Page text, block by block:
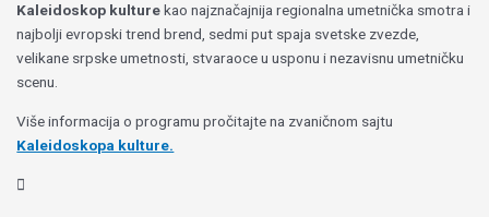
Kaleidoskop kulturekao najznačajnija regionalna umetnička smotra i
najbolji evropski trend brend, sedmi put spaja svetske zvezde,
velikane srpske umetnosti, stvaraoce u usponu i nezavisnu umetničku
scenu.
Više informacija o programu pročitajte na zvaničnom sajtu
Kaleidoskopa kulture.